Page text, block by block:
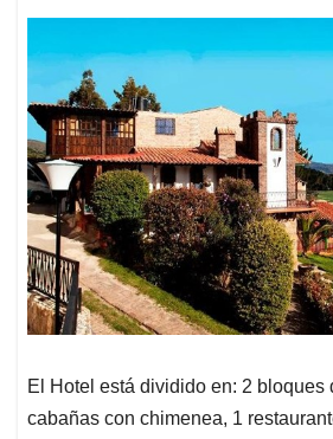
El Hotel está dividido en: 2 bloques
cabañas con chimenea, 1